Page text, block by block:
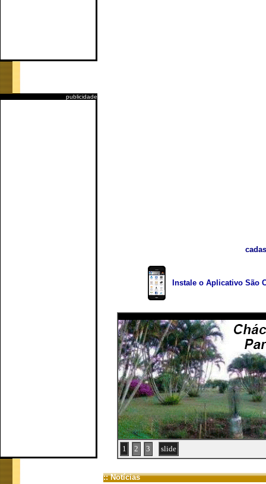
publicidade
Instale o Aplicativo São
1 2 3 slide
:: Notícias